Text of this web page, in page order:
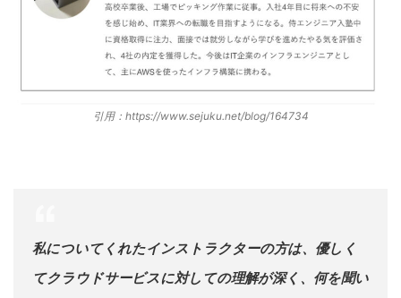
引用： https://www.sejuku.net/blog/164734
私についてくれたインストラクターの方は、優しく
てクラウドサービスに対しての理解が深く、何を聞い